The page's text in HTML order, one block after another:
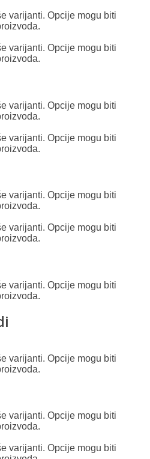
varijanti. Opcije mogu biti
varijanti. Opcije mogu biti
varijanti. Opcije mogu biti
varijanti. Opcije mogu biti
varijanti. Opcije mogu biti
varijanti. Opcije mogu biti
varijanti. Opcije mogu biti
varijanti. Opcije mogu biti
varijanti. Opcije mogu biti
varijanti. Opcije mogu biti